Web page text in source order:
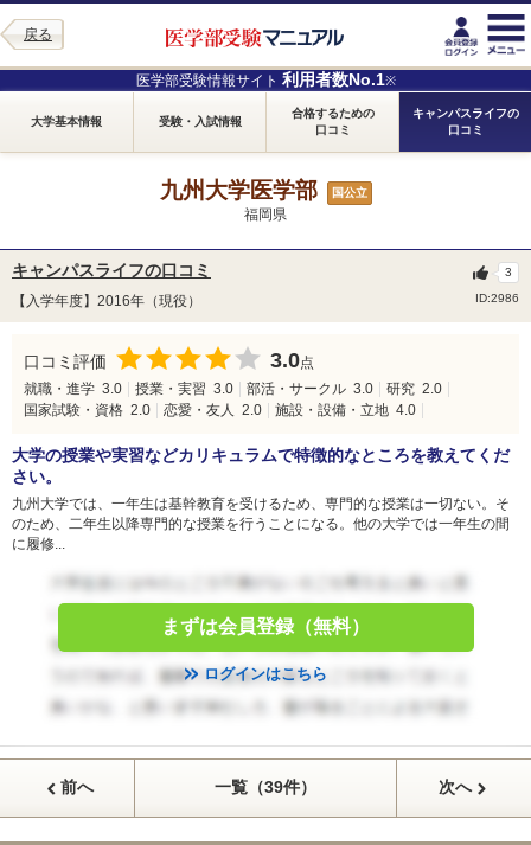
戻る
医学部受験情報サイト 利用者数No.1※
大学基本情報 受験・入試情報
合格するための
口コミ
キャンパスライフの
口コミ
九州大学医学部 国公立
福岡県
キャンパスライフの口コミ
【入学年度】2016年（現役） ID:2986
3
口コミ評価 3.0点
就職・進学 3.0 授業・実習 3.0 部活・サークル 3.0 研究 2.0
国家試験・資格 2.0 恋愛・友人 2.0 施設・設備・立地 4.0
大学の授業や実習などカリキュラムで特徴的なところを教えてくだ
さい。
九州大学では、一年生は基幹教育を受けるため、専門的な授業は一切ない。そ
のため、二年生以降専門的な授業を行うことになる。他の大学では一年生の間
に履修...
まずは会員登録（無料）
ログインはこちら
前へ 一覧（39件） 次へ